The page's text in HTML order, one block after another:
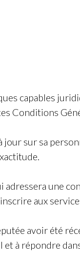
capables
Conditions
sur sa
une
aux
avoir été
à répondre